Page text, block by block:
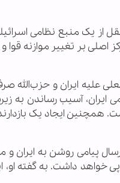
یک منبع نظامی
اصلی بر تغییر موازنه
علیه ایران و حزب‌الله
آسیب رساندن به
همچنین ایجاد یک
پیامی روشن به
داشت. به گفته او،